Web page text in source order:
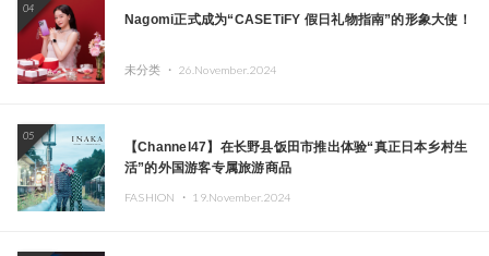
04
Nagomi正式成为“CASETiFY 假日礼物指南”的形象大使！
未分类 ・ 26.November.2024
05
【Channel47】在长野县饭田市推出体验“真正日本乡村生
活”的外国游客专属旅游商品
FASHION ・ 19.November.2024